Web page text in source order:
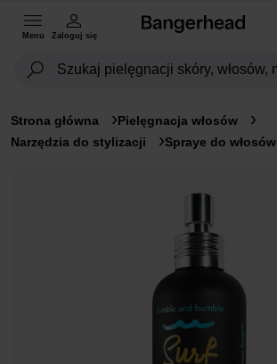
Menu Zaloguj się
Strona główna
Pielęgnacja włosów
Narzędzia do stylizacji
Spraye do włosów